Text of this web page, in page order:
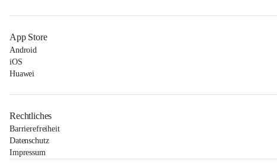
App Store
Android
iOS
Huawei
Rechtliches
Barrierefreiheit
Datenschutz
Impressum